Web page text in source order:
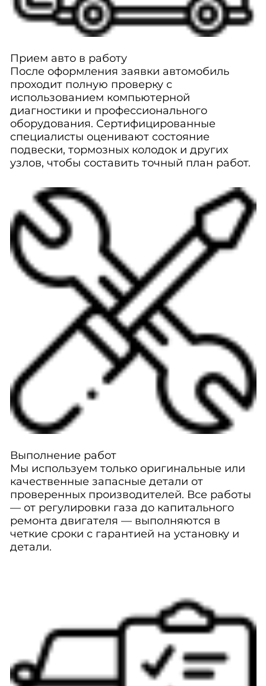
Прием авто в работу
После оформления заявки автомобиль
проходит полную проверку с
использованием компьютерной
диагностики и профессионального
оборудования. Сертифицированные
специалисты оценивают состояние
подвески, тормозных колодок и других
узлов, чтобы составить точный план работ.
Выполнение работ
Мы используем только оригинальные или
качественные запасные детали от
проверенных производителей. Все работы
— от регулировки газа до капитального
ремонта двигателя — выполняются в
четкие сроки с гарантией на установку и
детали.